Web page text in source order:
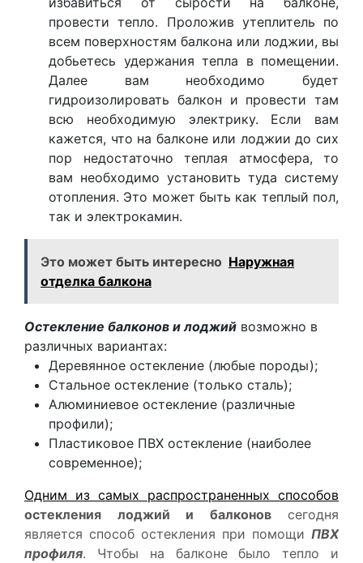
провести тепло. Проложив утеплитель по
всем поверхностям балкона или лоджии, вы
добьетесь удержания тепла в помещении.
Далее вам необходимо будет
гидроизолировать балкон и провести там
всю необходимую электрику. Если вам
кажется, что на балконе или лоджии до сих
пор недостаточно теплая атмосфера, то
вам необходимо установить туда систему
отопления. Это может быть как теплый пол,
так и электрокамин.
Это может быть интересно Наружная
отделка балкона
Остекление балконов и лоджий возможно в
различных вариантах:
Деревянное остекление (любые породы);
Стальное остекление (только сталь);
Алюминиевое остекление (различные
профили);
Пластиковое ПВХ остекление (наиболее
современное);
Одним из самых распространенных способов
остекления лоджий и балконовсегодня
является способ остекления при помощи ПВХ
профиля. Чтобы на балконе было тепло и